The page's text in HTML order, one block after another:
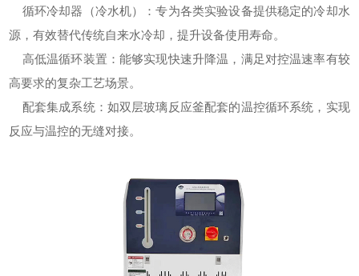
循环冷却器（冷水机）：专为各类实验设备提供稳定的冷却水
源，有效替代传统自来水冷却，提升设备使用寿命。
高低温循环装置：能够实现快速升降温，满足对控温速率有较
高要求的复杂工艺场景。
配套集成系统：如双层玻璃反应釜配套的温控循环系统，实现
反应与温控的无缝对接。